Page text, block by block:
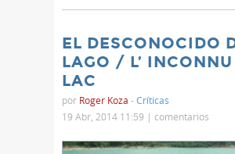
EL DESCONOCIDO
LAGO / L’ INCONNU
LAC
por Roger Koza -Críticas
19 Abr, 2014 11:59 | comentarios